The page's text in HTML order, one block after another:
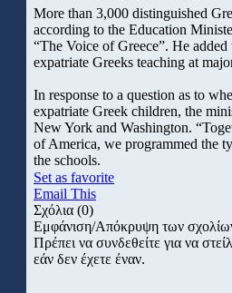
More than 3,000 distinguished
according to the Education
“The Voice of Greece”. He
expatriate Greeks teaching at
In response to a question as to
expatriate Greek children, the
New York and Washington.
of America, we programmed the
the schools.
Set as favorite
Email This
Σχόλια (0)
Εμφάνιση/Απόκρυψη των
Πρέπει να συνδεθείτε για να
εάν δεν έχετε έναν.